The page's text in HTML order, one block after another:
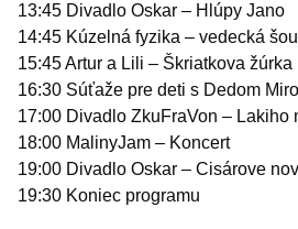
13:45 Divadlo Oskar – Hlúpy Jano
14:45 Kúzelná fyzika – vedecká šou
15:45 Artur a Lili – Škriatkova žúrka
16:30 Súťaže pre deti s Dedom
17:00 Divadlo ZkuFraVon – Lakiho
18:00 MalinyJam – Koncert
19:00 Divadlo Oskar – Cisárove
19:30 Koniec programu